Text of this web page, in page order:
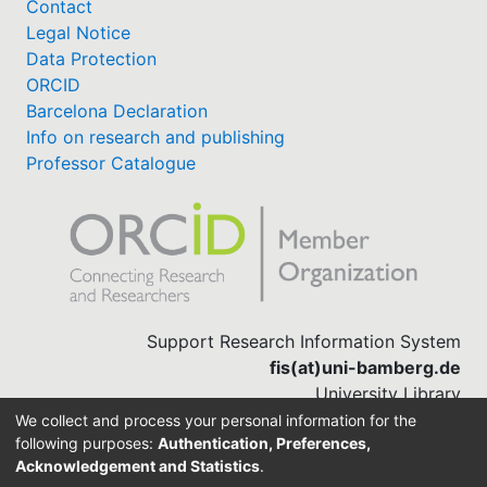
Contact
Legal Notice
Data Protection
ORCID
Barcelona Declaration
Info on research and publishing
Professor Catalogue
Support Research Information System
fis(at)uni-bamberg.de
University Library
(0951) 863-1568
We collect and process your personal information for the
following purposes: Authentication, Preferences,
Acknowledgement and Statistics.